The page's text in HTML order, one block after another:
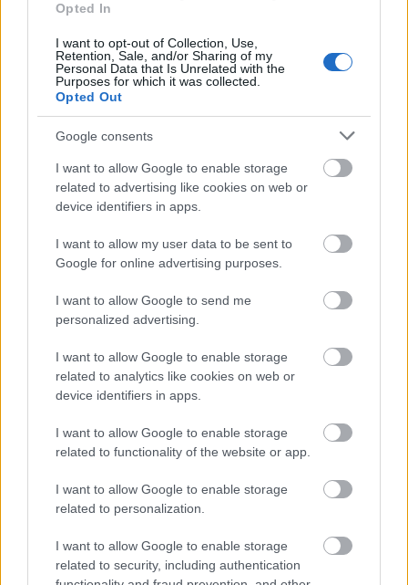
Opted In
I want to opt-out of Collection, Use,
Retention, Sale, and/or Sharing of my
Personal Data that Is Unrelated with the
Purposes for which it was collected.
Opted Out
Google consents
I want to allow Google to enable storage
related to advertising like cookies on web or
device identifiers in apps.
I want to allow my user data to be sent to
Google for online advertising purposes.
I want to allow Google to send me
personalized advertising.
I want to allow Google to enable storage
related to analytics like cookies on web or
device identifiers in apps.
I want to allow Google to enable storage
related to functionality of the website or app.
I want to allow Google to enable storage
related to personalization.
I want to allow Google to enable storage
related to security, including authentication
2026-ra, kapcsolódó
nyereményszemle a Föld Napja 2026
Rajzpályázathoz
színes_ötletek• 2026. április 16.